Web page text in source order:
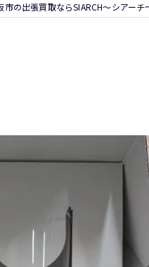
市の出張買取ならSIARCH～シアーチ